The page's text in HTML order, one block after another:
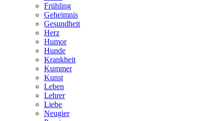
Frühling
Geheimnis
Gesundheit
Herz
Humor
Hunde
Krankheit
Kummer
Kunst
Leben
Lehrer
Liebe
Neugier